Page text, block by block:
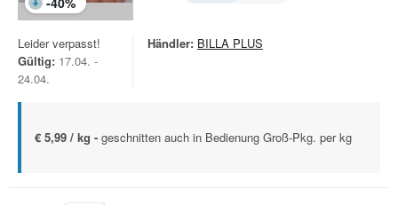
Leider verpasst!
Gültig: 17.04. -
24.04.
Händler: BILLA PLUS
€ 5,99 / kg - geschnitten auch in Bedienung Groß-Pkg. per kg